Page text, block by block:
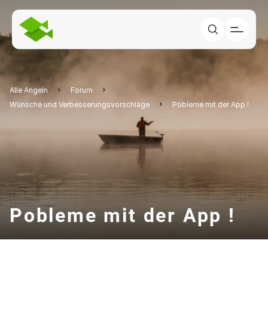
Alle Angeln
Forum
Wünsche und Verbesserungsvorschläge
Pobleme mit der App !
Pobleme mit der App !